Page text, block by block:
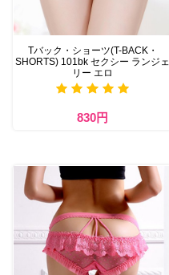
Tバック・ショーツ(T-BACK・
SHORTS) 101bk セクシー ランジェ
リー エロ
830円